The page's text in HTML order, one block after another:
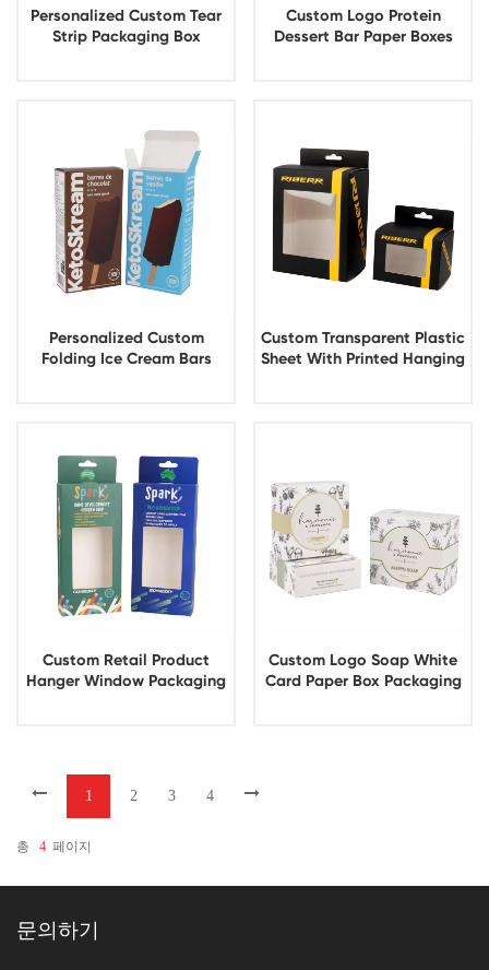
Personalized Custom Tear
Strip Packaging Box
Custom Logo Protein
Dessert Bar Paper Boxes
Personalized Custom
Folding Ice Cream Bars
Custom Transparent Plastic
Sheet With Printed Hanging
Custom Retail Product
Hanger Window Packaging
Custom Logo Soap White
Card Paper Box Packaging
1 2 3 4
총 4 페이지
문의하기